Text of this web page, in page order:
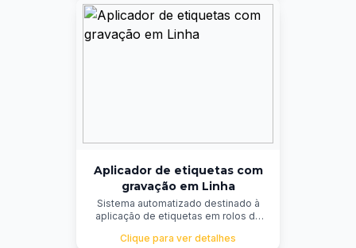
aproveitamento do espaço
disponível e aumenta a eficiência
operacional, reduzindo a
Aplicador de etiquetas com
gravação em Linha
Sistema automatizado destinado à
aplicação de etiquetas em rolos de
precisão, repetibilidade e
Clique para ver detalhes